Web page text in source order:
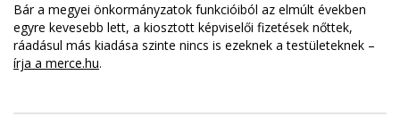
Bár a megyei önkormányzatok funkcióiból az elmúlt években
egyre kevesebb lett, a kiosztott képviselői fizetések nőttek,
ráadásul más kiadása szinte nincs is ezeknek a testületeknek –
írja a merce.hu.